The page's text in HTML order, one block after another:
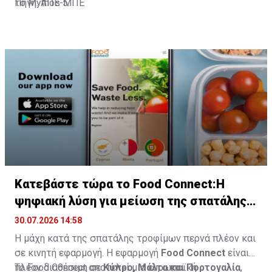
Κατεβάστε τώρα το Food Connect:Η
ψηφιακή λύση για μείωση της σπατάλης
τροφίμων
30.07.2026 14:58
Η μάχη κατά της σπατάλης τροφίμων περνά πλέον και
σε κινητή εφαρμογή. Η εφαρμογήFoodConnectείναι
πλέον διαθέσιμη σε Κύπρο, Μάλτα και Πορτογαλία,
μέσωGooglePlayκαιAppleAppStore,
Το Food Connect αποτελεί μια ευρωπαϊκή
πρωτοβουλία που συγχρηματοδοτείται από το